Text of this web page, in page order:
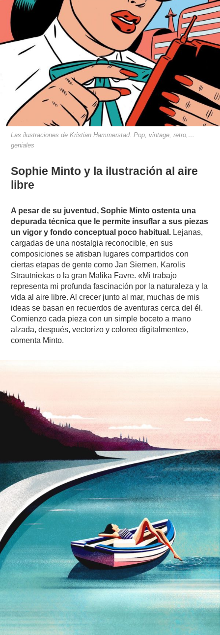
Las ilustraciones de Kristian Hammerstad. Pop, vintage, retro,…
geniales
Sophie Minto y la ilustración al aire
libre
A pesar de su juventud, Sophie Minto ostenta una
depurada técnica que le permite insuflar a sus piezas
un vigor y fondo conceptual poco habitual. Lejanas,
cargadas de una nostalgia reconocible, en sus
composiciones se atisban lugares compartidos con
ciertas etapas de gente como Jan Siemen, Karolis
Strautniekas o la gran Malika Favre. «Mi trabajo
representa mi profunda fascinación por la naturaleza y la
vida al aire libre. Al crecer junto al mar, muchas de mis
ideas se basan en recuerdos de aventuras cerca del él.
Comienzo cada pieza con un simple boceto a mano
alzada, después, vectorizo y coloreo digitalmente»,
comenta Minto.